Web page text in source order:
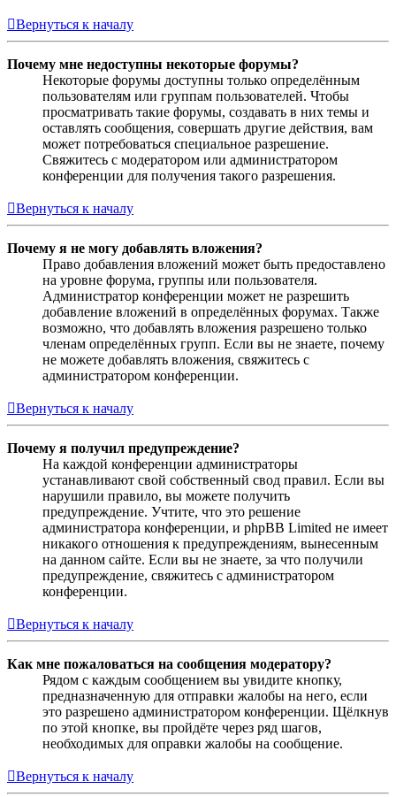
Вернуться к началу
Почему мне недоступны некоторые форумы?
Некоторые форумы доступны только определённым
пользователям или группам пользователей. Чтобы
просматривать такие форумы, создавать в них темы и
оставлять сообщения, совершать другие действия, вам
может потребоваться специальное разрешение.
Свяжитесь с модератором или администратором
конференции для получения такого разрешения.
Вернуться к началу
Почему я не могу добавлять вложения?
Право добавления вложений может быть предоставлено
на уровне форума, группы или пользователя.
Администратор конференции может не разрешить
добавление вложений в определённых форумах. Также
возможно, что добавлять вложения разрешено только
членам определённых групп. Если вы не знаете, почему
не можете добавлять вложения, свяжитесь с
администратором конференции.
Вернуться к началу
Почему я получил предупреждение?
На каждой конференции администраторы
устанавливают свой собственный свод правил. Если вы
нарушили правило, вы можете получить
предупреждение. Учтите, что это решение
администратора конференции, и phpBB Limited не имеет
никакого отношения к предупреждениям, вынесенным
на данном сайте. Если вы не знаете, за что получили
предупреждение, свяжитесь с администратором
конференции.
Вернуться к началу
Как мне пожаловаться на сообщения модератору?
Рядом с каждым сообщением вы увидите кнопку,
предназначенную для отправки жалобы на него, если
это разрешено администратором конференции. Щёлкнув
по этой кнопке, вы пройдёте через ряд шагов,
необходимых для оправки жалобы на сообщение.
Вернуться к началу